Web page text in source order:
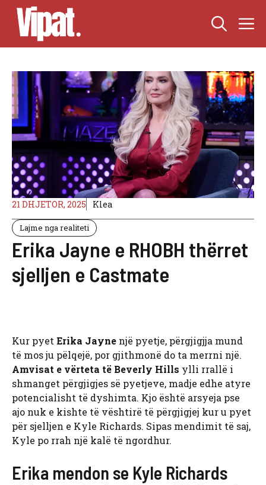
Skip
content
21 DHJETOR, 2025 Klea
Lajme nga realiteti
Erika Jayne e RHOBH thërret
sjelljen e Castmate
Kur pyet Erika Jayne një pyetje, përgjigjja mund
të mos ju pëlqejë, por gjithmonë do ta merrni një.
Amvisat e vërteta të Beverly Hills ylli rrallë i
shmanget përgjigjes së pyetjeve, madje edhe atyre
potencialisht të dyshimta. Kjo është arsyeja pse
ajo nuk e kishte të vështirë të përgjigjej kur u pyet
për sjelljen e Kyle Richards. Sipas mendimit të saj,
Kyle po rrah një kalë të ngordhur.
Erika mendon se Kyle Richards